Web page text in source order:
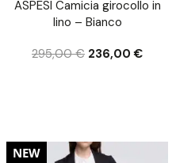
ASPESI Camicia girocollo in
lino – Bianco
295,00€ 236,00€
20%
NEW